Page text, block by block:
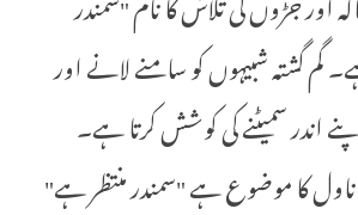
گم گشتہ شبیہوں کو سامنے لانے اور
اندر سمیٹنے کی کوشش کرتا ہے۔
ناول کا موضوع ہے "سمندر منتظر ہے"